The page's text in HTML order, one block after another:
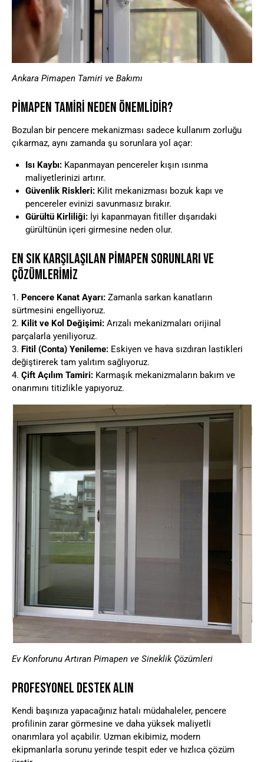
Ankara Pimapen Tamiri ve Bakımı
PIMAPEN TAMIRI NEDEN ÖNEMLIDIR?
Bozulan bir pencere mekanizması sadece kullanım zorluğu
çıkarmaz, aynı zamanda şu sorunlara yol açar:
Isı Kaybı:Kapanmayan pencereler kışın ısınma
maliyetlerinizi artırır.
Güvenlik Riskleri:Kilit mekanizması bozuk kapı ve
pencereler evinizi savunmasız bırakır.
Gürültü Kirliliği:İyi kapanmayan fitiller dışarıdaki
gürültünün içeri girmesine neden olur.
EN SIK KARŞILAŞILAN PIMAPEN SORUNLARI VE
ÇÖZÜMLERIMIZ
1. Pencere Kanat Ayarı: Zamanla sarkan kanatların
sürtmesini engelliyoruz.
2. Kilit ve Kol Değişimi: Arızalı mekanizmaları orijinal
parçalarla yeniliyoruz.
3. Fitil (Conta) Yenileme: Eskiyen ve hava sızdıran lastikleri
değiştirerek tam yalıtım sağlıyoruz.
4. Çift Açılım Tamiri: Karmaşık mekanizmaların bakım ve
onarımını titizlikle yapıyoruz.
Ev Konforunu Artıran Pimapen ve Sineklik Çözümleri
PROFESYONEL DESTEK ALIN
Kendi başınıza yapacağınız hatalı müdahaleler, pencere
profilinin zarar görmesine ve daha yüksek maliyetli
onarımlara yol açabilir. Uzman ekibimiz, modern
ekipmanlarla sorunu yerinde tespit eder ve hızlıca çözüm